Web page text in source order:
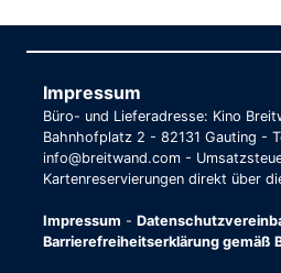
Impressum
Büro- und Lieferadresse: Kino
Bahnhofplatz 2 - 82131 Gauting -
info@breitwand.com -
Kartenreservierungen direkt über
Impressum -
Barrierefreiheitserklärung gemäß